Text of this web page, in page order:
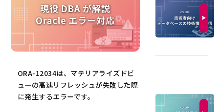
ORA-12034は、マテリアライズドビ
ューの高速リフレッシュが失敗した際
に発生するエラーです。